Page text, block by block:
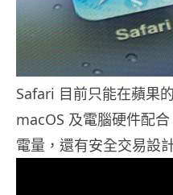
Safari 目前只能在蘋果
macOS 及電腦硬件配
電量，還有安全交易設